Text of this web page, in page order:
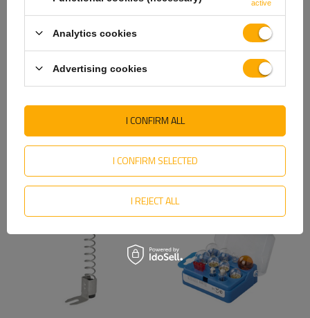
ProPlus 370554
hageslangetrommel
Produkt tilgjengelig i store
108,61 NOK
Elektrisk boks 8x4-polet
koblingsboks
138,93 NOK
active
Analytics cookies
Advertising cookies
I CONFIRM SELECTED
I REJECT ALL
I CONFIRM ALL